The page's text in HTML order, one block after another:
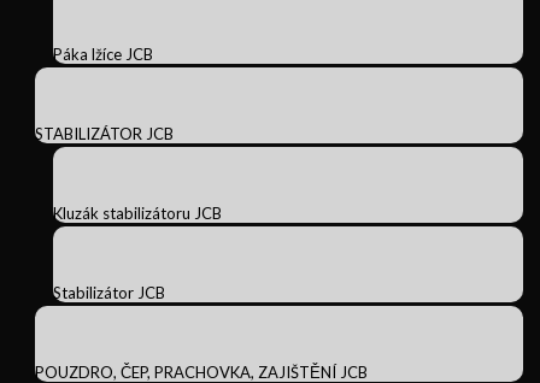
Páka lžíce JCB
STABILIZÁTOR JCB
Kluzák stabilizátoru JCB
Stabilizátor JCB
POUZDRO, ČEP, PRACHOVKA, ZAJIŠTĚNÍ JCB